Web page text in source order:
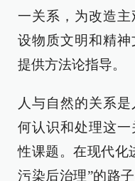
一关系，为改造
设物质文明和精
提供方法论指导。
人与自然的关系
何认识和处理这
性课题。在现代化
污染后治理”的路